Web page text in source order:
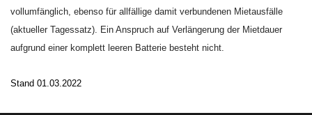
vollumfänglich, ebenso für allfällige damit verbundenen Mietausfälle
(aktueller Tagessatz). Ein Anspruch auf Verlängerung der Mietdauer
aufgrund einer komplett leeren Batterie besteht nicht.
Stand 01.03.2022